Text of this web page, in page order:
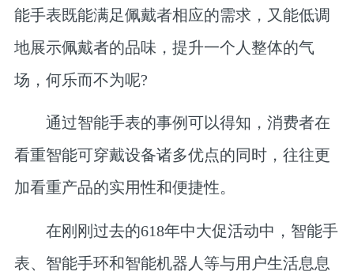
能手表既能满足佩戴者相应的需求，又能低调
地展示佩戴者的品味，提升一个人整体的气
场，何乐而不为呢?
通过智能手表的事例可以得知，消费者在
看重智能可穿戴设备诸多优点的同时，往往更
加看重产品的实用性和便捷性。
在刚刚过去的618年中大促活动中，智能手
表、智能手环和智能机器人等与用户生活息息